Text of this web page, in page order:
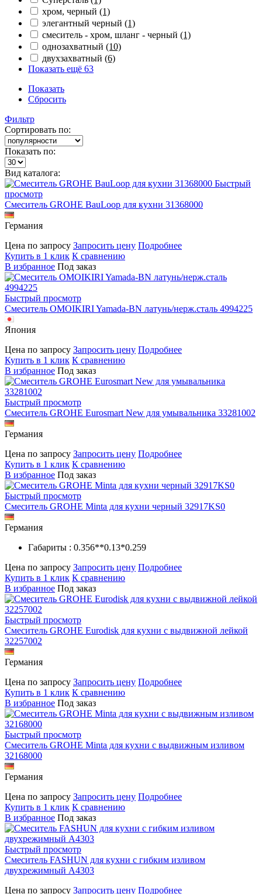
хром, черный (1)
элегантный черный (1)
смеситель - хром, шланг - черный (1)
однозахватный (10)
двухзахватный (6)
Показать ещё 63
Показать
Сбросить
Фильтр
Сортировать по:
Показать по:
Вид каталога:
Быстрый
просмотр
Смеситель GROHE BauLoop для кухни 31368000
Германия
Цена по запросу Запросить цену Подробнее
Купить в 1 клик К сравнению
В избранное Под заказ
Быстрый просмотр
Смеситель OMOIKIRI Yamada-BN латунь/нерж.сталь 4994225
Япония
Цена по запросу Запросить цену Подробнее
Купить в 1 клик К сравнению
В избранное Под заказ
Быстрый просмотр
Смеситель GROHE Eurosmart New для умывальника 33281002
Германия
Цена по запросу Запросить цену Подробнее
Купить в 1 клик К сравнению
В избранное Под заказ
Быстрый просмотр
Смеситель GROHE Minta для кухни черный 32917KS0
Германия
Габариты : 0.356**0.13*0.259
Цена по запросу Запросить цену Подробнее
Купить в 1 клик К сравнению
В избранное Под заказ
Быстрый просмотр
Смеситель GROHE Eurodisk для кухни с выдвижной лейкой
32257002
Германия
Цена по запросу Запросить цену Подробнее
Купить в 1 клик К сравнению
В избранное Под заказ
Быстрый просмотр
Смеситель GROHE Minta для кухни с выдвижным изливом
32168000
Германия
Цена по запросу Запросить цену Подробнее
Купить в 1 клик К сравнению
В избранное Под заказ
Быстрый просмотр
Смеситель FASHUN для кухни с гибким изливом
двухрежимный A4303
Цена по запросу Запросить цену Подробнее